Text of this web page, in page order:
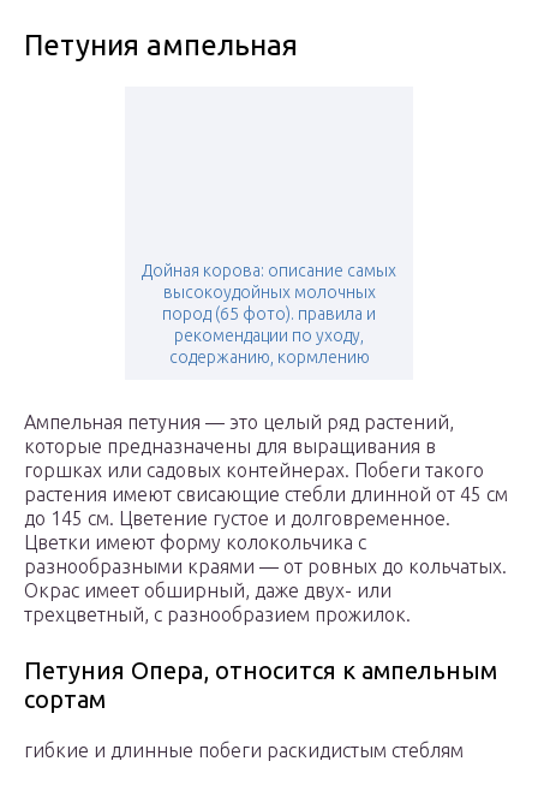
Петуния ампельная
Дойная корова: описание самых
высокоудойных молочных
пород (65 фото). правила и
рекомендации по уходу,
содержанию, кормлению
Ампельная петуния — это целый ряд растений,
которые предназначены для выращивания в
горшках или садовых контейнерах. Побеги такого
растения имеют свисающие стебли длинной от 45 см
до 145 см. Цветение густое и долговременное.
Цветки имеют форму колокольчика с
разнообразными краями — от ровных до кольчатых.
Окрас имеет обширный, даже двух- или
трехцветный, с разнообразием прожилок.
Петуния Опера, относится к ампельным
сортам
гибкие и длинные побеги раскидистым стеблям